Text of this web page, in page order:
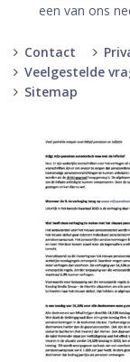
een van ons
Contact
Veelgestelde
Sitemap